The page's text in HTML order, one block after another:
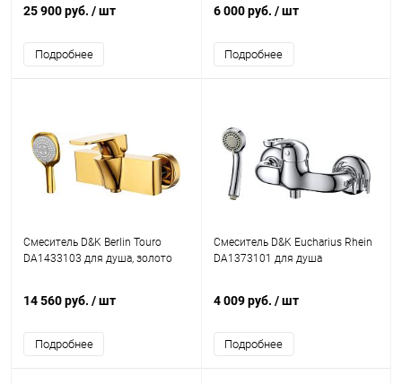
25 900 руб. / шт
Подробнее
6 000 руб. / шт
Подробнее
Смеситель D&K Berlin Touro
DA1433103 для душа, золото
14 560 руб. / шт
Подробнее
Смеситель D&K Eucharius Rhein
DA1373101 для душа
4 009 руб. / шт
Подробнее